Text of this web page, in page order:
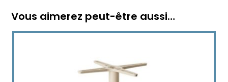
Vous aimerez peut-être aussi…